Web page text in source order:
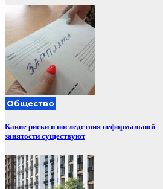
Общество
Какие риски и последствия неформальной
занятости существуют